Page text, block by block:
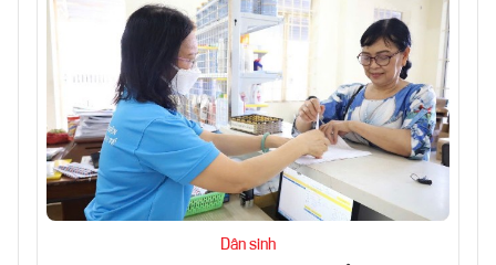
Dân sinh